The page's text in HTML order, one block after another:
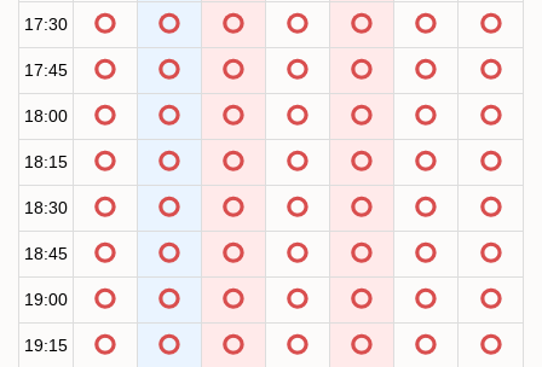
17:30
17:45
18:00
18:15
18:30
18:45
19:00
19:15